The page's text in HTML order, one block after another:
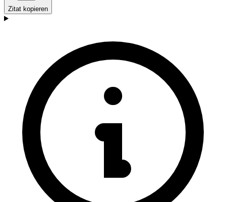
Zitat kopieren